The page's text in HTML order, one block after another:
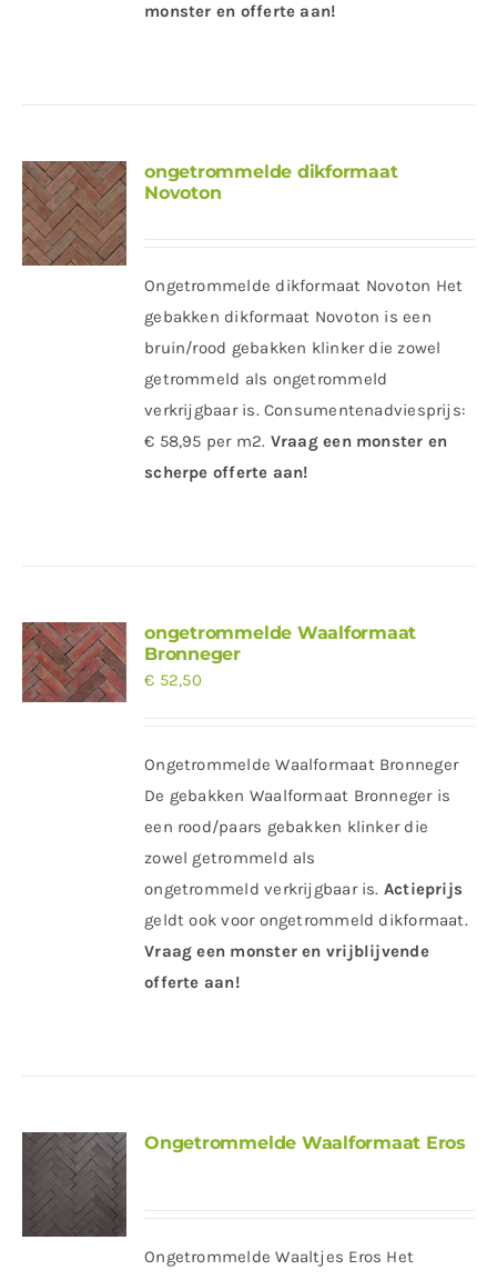
monster en offerte aan!
ongetrommelde dikformaat
Novoton
Ongetrommelde dikformaat Novoton Het
gebakken dikformaat Novoton is een
bruin/rood gebakken klinker die zowel
getrommeld als ongetrommeld
verkrijgbaar is. Consumentenadviesprijs:
€ 58,95 per m2. Vraag een monster en
scherpe offerte aan!
ongetrommelde Waalformaat
Bronneger
€ 52,50
Ongetrommelde Waalformaat Bronneger
De gebakken Waalformaat Bronneger is
een rood/paars gebakken klinker die
zowel getrommeld als
ongetrommeld verkrijgbaar is. Actieprijs
geldt ook voor ongetrommeld dikformaat.
Vraag een monster en vrijblijvende
offerte aan!
Ongetrommelde Waalformaat Eros
Ongetrommelde Waaltjes Eros Het